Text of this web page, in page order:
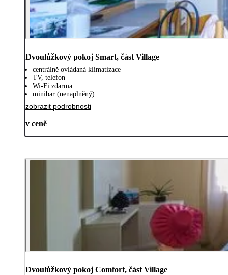
Dvoulůžkový pokoj Smart, část Village
centrálně ovládaná klimatizace
TV, telefon
Wi-Fi zdarma
minibar (nenaplněný)
zobrazit podrobnosti
v ceně
Dvoulůžkový pokoj Comfort, část Village